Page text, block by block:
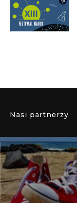
Nasi partnerzy